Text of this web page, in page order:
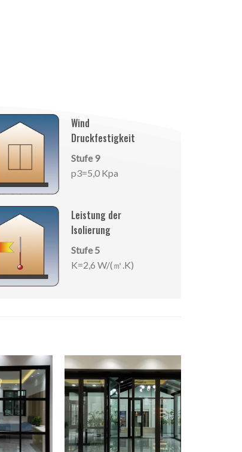
Wind
Druckfestigkeit
Stufe 9
p3=5,0 Kpa
Leistung der
Isolierung
Stufe 5
K=2,6 W/(㎡.K)